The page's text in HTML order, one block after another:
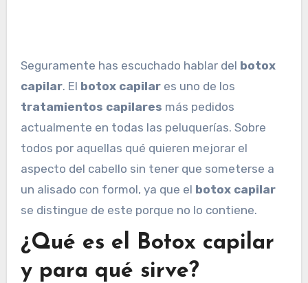
Seguramente has escuchado hablar del botox
capilar. El botox capilares uno de los
tratamientos capilares más pedidos
actualmente en todas las peluquerías. Sobre
todos por aquellas qué quieren mejorar el
aspecto del cabello sin tener que someterse a
un alisado con formol, ya que el botox capilar
se distingue de este porque no lo contiene.
¿Qué es el Botox capilar
y para qué sirve?